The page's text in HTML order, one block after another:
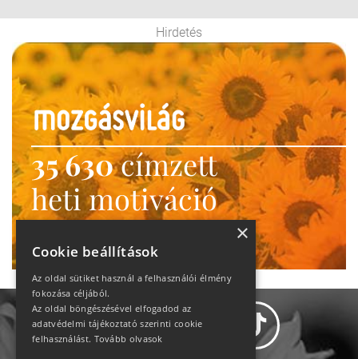
Hirdetés
35 630címzett
heti motiváció
Ne maradj le!
×
Cookie beállítások
Az oldal sütiket használ a felhasználói élmény
fokozása céljából.
Az oldal böngészésével elfogadod az
adatvédelmi tájékoztató szerinti cookie
felhasználást. Tovább olvasok